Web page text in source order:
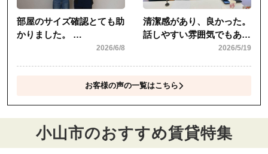
お客様の声の一覧はこちら
小山市のおすすめ賃貸特集